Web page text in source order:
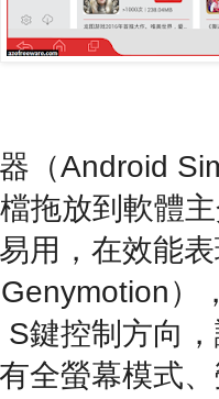
（Android
拖放到軟體
用，在效能
）
鍵控制方向
全螢幕模式